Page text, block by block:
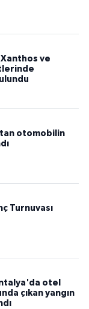
Xanthos ve
otomobilin
Turnuvası
otel
çıkan yangın